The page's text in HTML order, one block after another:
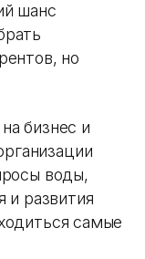
шанс
но
бизнес и
воды,
и развития
самые